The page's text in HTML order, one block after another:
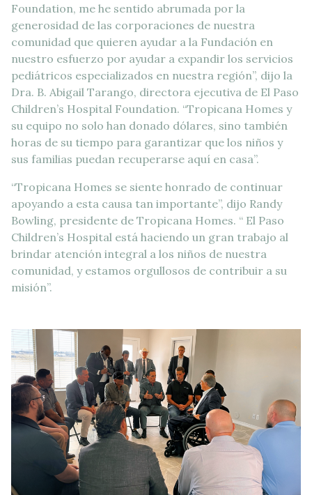
Foundation, me he sentido abrumada por la
generosidad de las corporaciones de nuestra
comunidad que quieren ayudar a la Fundación en
nuestro esfuerzo por ayudar a expandir los servicios
pediátricos especializados en nuestra región”, dijo la
Dra. B. Abigail Tarango, directora ejecutiva de El Paso
Children’s Hospital Foundation. “Tropicana Homes y
su equipo no solo han donado dólares, sino también
horas de su tiempo para garantizar que los niños y
sus familias puedan recuperarse aquí en casa”.
“Tropicana Homes se siente honrado de continuar
apoyando a esta causa tan importante”, dijo Randy
Bowling, presidente de Tropicana Homes. “ El Paso
Children’s Hospital está haciendo un gran trabajo al
brindar atención integral a los niños de nuestra
comunidad, y estamos orgullosos de contribuir a su
misión”.